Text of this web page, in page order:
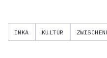
INKA KULTUR